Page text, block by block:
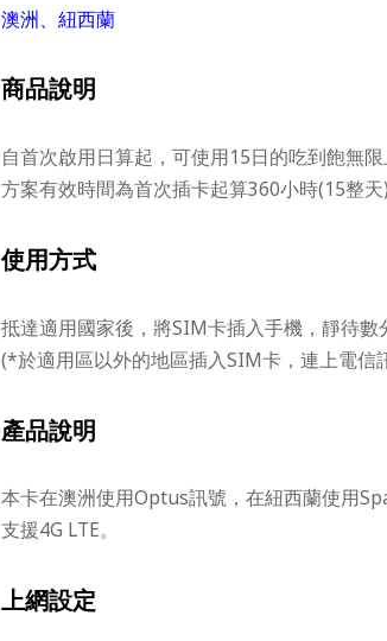
澳洲、紐西蘭
商品說明
自首次啟用日算起，可使用15日的吃到飽無
方案有效時間為首次插卡起算360小時(15整天)
使用方式
抵達適用國家後，將SIM卡插入手機，靜待
(*於適用區以外的地區插入SIM卡，連上電信
產品說明
本卡在澳洲使用Optus訊號，在紐西蘭使用
支援4G LTE。
上網設定